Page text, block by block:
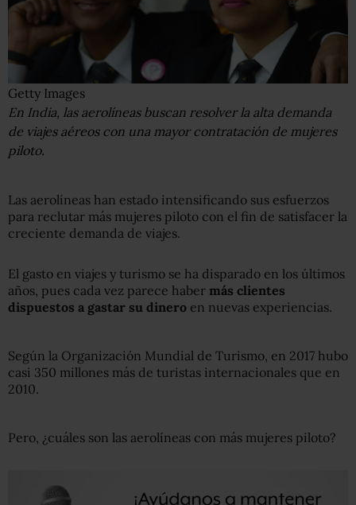
Getty Images
En India, las aerolíneas buscan resolver la alta demanda
de viajes aéreos con una mayor contratación de mujeres
piloto.
Las aerolíneas han estado intensificando sus esfuerzos
para reclutar más mujeres piloto con el fin de satisfacer la
creciente demanda de viajes.
El gasto en viajes y turismo se ha disparado en los últimos
años, pues cada vez parece haber más clientes
dispuestos a gastar su dinero en nuevas experiencias.
Según la Organización Mundial de Turismo, en 2017 hubo
casi 350 millones más de turistas internacionales que en
2010.
Pero, ¿cuáles son las aerolíneas con más mujeres piloto?